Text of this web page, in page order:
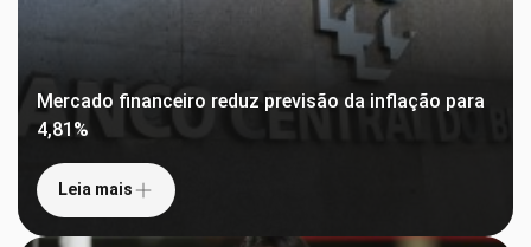
Mercado financeiro reduz previsão da inflação para
4,81%
Leia mais